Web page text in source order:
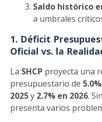
Saldo histórico
a umbrales
1. Déficit
Oficial vs. la
La SHCP proyecta una
presupuestario de
2025y 2.7% en 2026.
presenta varios